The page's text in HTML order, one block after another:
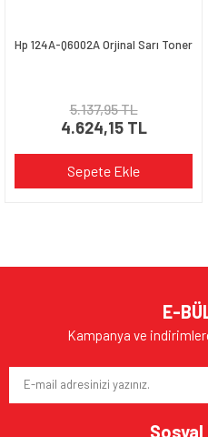
Hp 124A-Q6002A Orjinal Sarı Toner
5.137,95 TL
4.624,15 TL
Sepete Ekle
E-
Kampanya ve
Sosyal